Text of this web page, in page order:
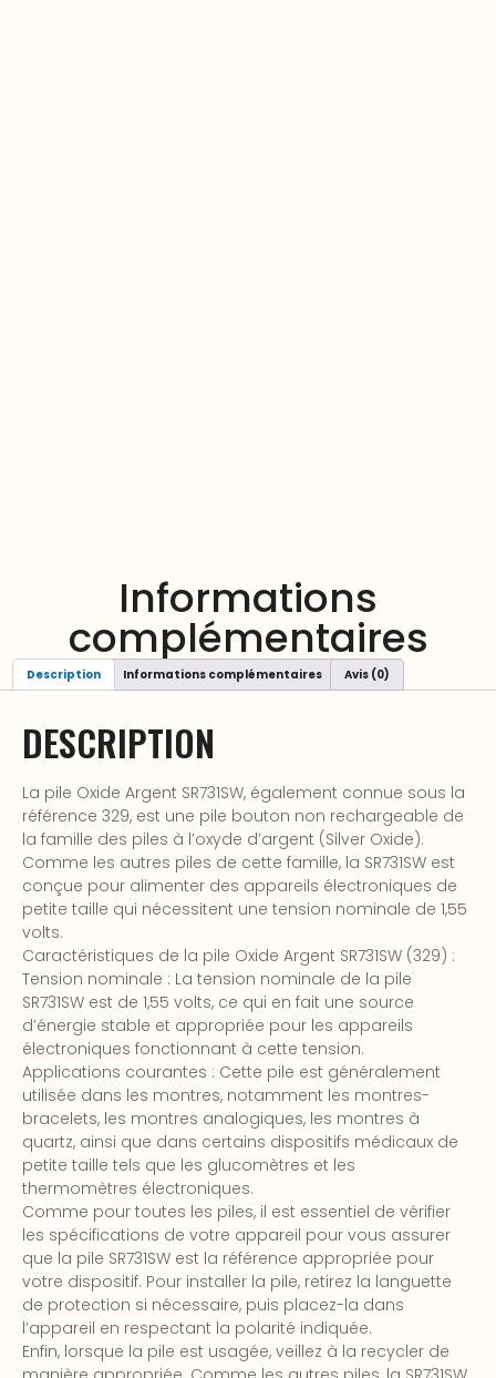
Informations
complémentaires
Description Informations complémentaires Avis (0)
DESCRIPTION
La pile Oxide Argent SR731SW, également connue sous la
référence 329, est une pile bouton non rechargeable de
la famille des piles à l’oxyde d’argent (Silver Oxide).
Comme les autres piles de cette famille, la SR731SW est
conçue pour alimenter des appareils électroniques de
petite taille qui nécessitent une tension nominale de 1,55
volts.
Caractéristiques de la pile Oxide Argent SR731SW (329) :
Tension nominale : La tension nominale de la pile
SR731SW est de 1,55 volts, ce qui en fait une source
d’énergie stable et appropriée pour les appareils
électroniques fonctionnant à cette tension.
Applications courantes : Cette pile est généralement
utilisée dans les montres, notamment les montres-
bracelets, les montres analogiques, les montres à
quartz, ainsi que dans certains dispositifs médicaux de
petite taille tels que les glucomètres et les
thermomètres électroniques.
Comme pour toutes les piles, il est essentiel de vérifier
les spécifications de votre appareil pour vous assurer
que la pile SR731SW est la référence appropriée pour
votre dispositif. Pour installer la pile, retirez la languette
de protection si nécessaire, puis placez-la dans
l’appareil en respectant la polarité indiquée.
Enfin, lorsque la pile est usagée, veillez à la recycler de